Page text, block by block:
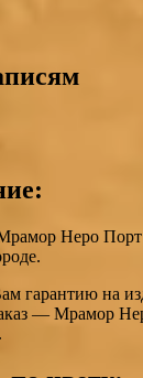
Неро Порт
гарантию на
— Мрамор
.